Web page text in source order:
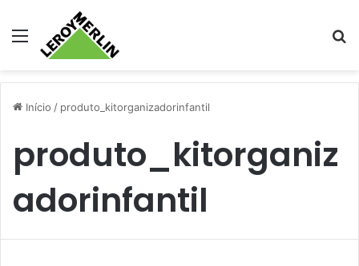
Menu
Início / produto_kitorganizadorinfantil
produto_kitorganiz
adorinfantil